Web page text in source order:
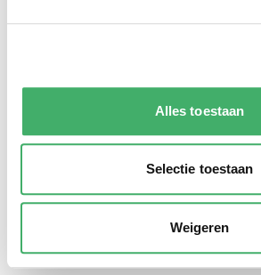
Alles toestaan
Selectie toestaan
Weigeren